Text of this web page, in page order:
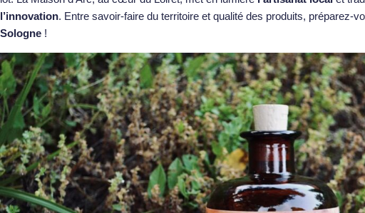
l’innovation. Entre savoir-faire du territoire et qualité des produits, préparez-
Sologne !